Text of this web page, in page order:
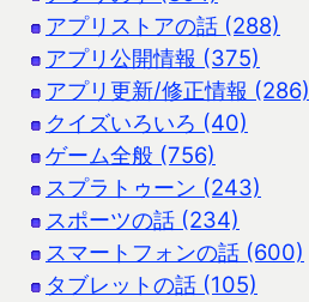
アプリストアの話 (288)
アプリ公開情報 (375)
アプリ更新/修正情報 (286)
クイズいろいろ (40)
ゲーム全般 (756)
スプラトゥーン (243)
スポーツの話 (234)
スマートフォンの話 (600)
タブレットの話 (105)